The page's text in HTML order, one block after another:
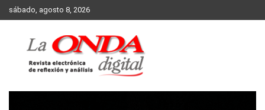
Skip
to
sábado, agosto 8, 2026